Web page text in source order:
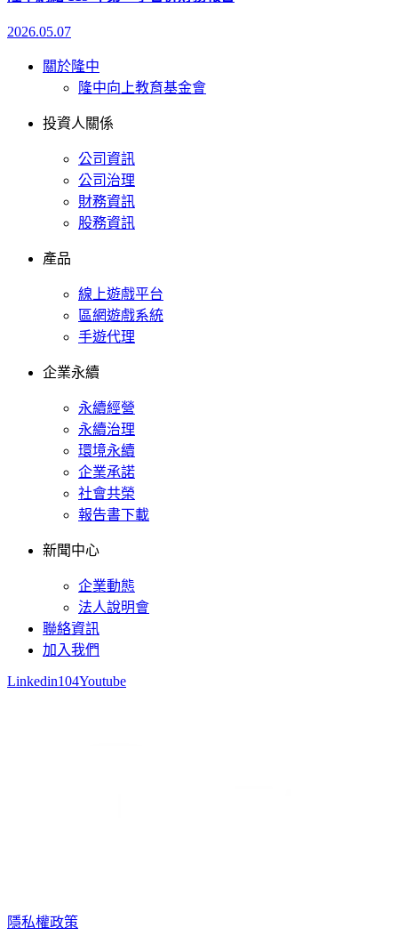
2026.05.07
關於隆中
隆中向上教育基金會
投資人關係
公司資訊
公司治理
財務資訊
股務資訊
產品
線上遊戲平台
區網遊戲系統
手遊代理
企業永續
永續經營
永續治理
環境永續
企業承諾
社會共榮
報告書下載
新聞中心
企業動態
法人說明會
聯絡資訊
加入我們
Linkedin104Youtube
隱私權政策